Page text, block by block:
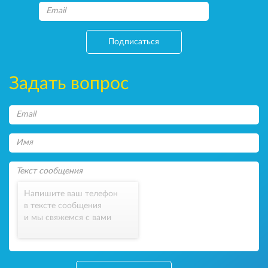
Подписаться
Задать вопрос
Напишите ваш телефон
в тексте сообщения
и мы свяжемся с вами